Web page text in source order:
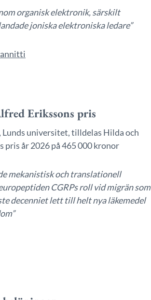
organisk elektronik, särskilt
joniska elektroniska ledare”
Erikssons pris
, Lunds universitet, tilldelas Hilda och
pris år 2026 på 465 000 kronor
mekanistisk och translationell
CGRPs roll vid migrän som
decenniet lett till helt nya läkemedel